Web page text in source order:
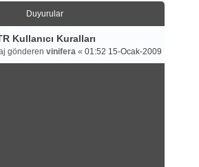
Duyurular
Kullanıcı Kuralları
gönderen vinifera« 01:52 15-Ocak-2009